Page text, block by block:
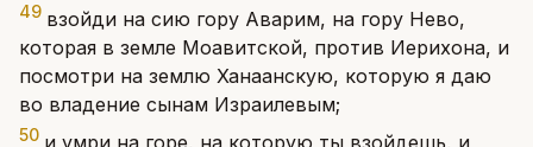
49 взойди на сию гору Аварим, на гору Нево,
которая в земле Моавитской, против Иерихона, и
посмотри на землю Ханаанскую, которую я даю
во владение сынам Израилевым;
50 и умри на горе, на которую ты взойдешь, и